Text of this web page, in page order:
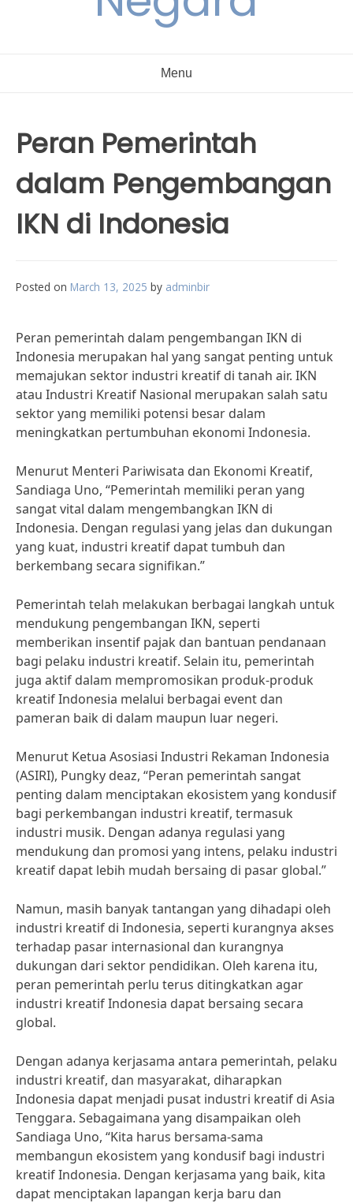
Menu
Peran Pemerintah
dalam Pengembangan
IKN di Indonesia
Posted on March 13, 2025 by adminbir
Peran pemerintah dalam pengembangan IKN di
Indonesia merupakan hal yang sangat penting untuk
memajukan sektor industri kreatif di tanah air. IKN
atau Industri Kreatif Nasional merupakan salah satu
sektor yang memiliki potensi besar dalam
meningkatkan pertumbuhan ekonomi Indonesia.
Menurut Menteri Pariwisata dan Ekonomi Kreatif,
Sandiaga Uno, “Pemerintah memiliki peran yang
sangat vital dalam mengembangkan IKN di
Indonesia. Dengan regulasi yang jelas dan dukungan
yang kuat, industri kreatif dapat tumbuh dan
berkembang secara signifikan.”
Pemerintah telah melakukan berbagai langkah untuk
mendukung pengembangan IKN, seperti
memberikan insentif pajak dan bantuan pendanaan
bagi pelaku industri kreatif. Selain itu, pemerintah
juga aktif dalam mempromosikan produk-produk
kreatif Indonesia melalui berbagai event dan
pameran baik di dalam maupun luar negeri.
Menurut Ketua Asosiasi Industri Rekaman Indonesia
(ASIRI), Pungky deaz, “Peran pemerintah sangat
penting dalam menciptakan ekosistem yang kondusif
bagi perkembangan industri kreatif, termasuk
industri musik. Dengan adanya regulasi yang
mendukung dan promosi yang intens, pelaku industri
kreatif dapat lebih mudah bersaing di pasar global.”
Namun, masih banyak tantangan yang dihadapi oleh
industri kreatif di Indonesia, seperti kurangnya akses
terhadap pasar internasional dan kurangnya
dukungan dari sektor pendidikan. Oleh karena itu,
peran pemerintah perlu terus ditingkatkan agar
industri kreatif Indonesia dapat bersaing secara
global.
Dengan adanya kerjasama antara pemerintah, pelaku
industri kreatif, dan masyarakat, diharapkan
Indonesia dapat menjadi pusat industri kreatif di Asia
Tenggara. Sebagaimana yang disampaikan oleh
Sandiaga Uno, “Kita harus bersama-sama
membangun ekosistem yang kondusif bagi industri
kreatif Indonesia. Dengan kerjasama yang baik, kita
dapat menciptakan lapangan kerja baru dan